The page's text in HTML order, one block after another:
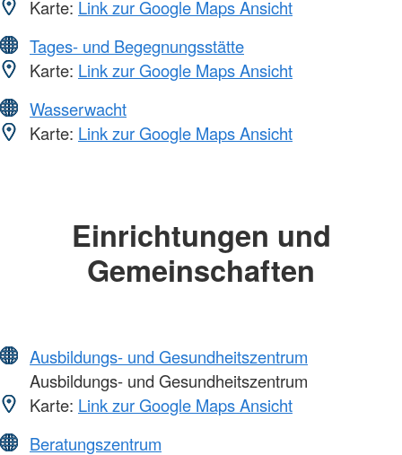
Karte: Link zur Google Maps Ansicht
Tages- und Begegnungsstätte
Karte: Link zur Google Maps Ansicht
Wasserwacht
Karte: Link zur Google Maps Ansicht
Einrichtungen und
Gemeinschaften
Ausbildungs- und Gesundheitszentrum
Ausbildungs- und Gesundheitszentrum
Karte: Link zur Google Maps Ansicht
Beratungszentrum